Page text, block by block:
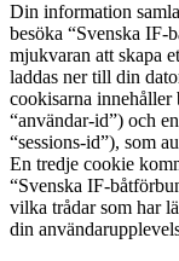
Din information
besöka “Svenska IF-
mjukvaran att skapa
laddas ner till din
cookisarna innehåller
“användar-id”) och
“sessions-id”), som
En tredje cookie
“Svenska IF-
vilka trådar som har
din